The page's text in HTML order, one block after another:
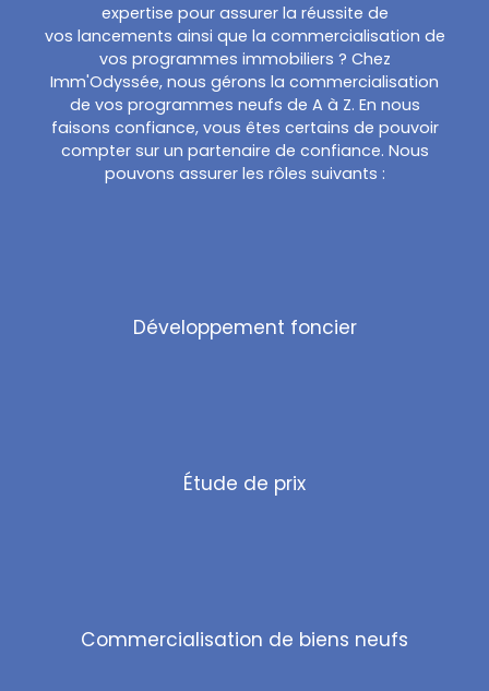
expertise pour assurer la réussite de
vos lancements ainsi que la commercialisation de
vos programmes immobiliers ? Chez
Imm'Odyssée, nous gérons la commercialisation
de vos programmes neufs de A à Z. En nous
faisons confiance, vous êtes certains de pouvoir
compter sur un partenaire de confiance. Nous
pouvons assurer les rôles suivants :
Développement foncier
Étude de prix
Commercialisation de biens neufs